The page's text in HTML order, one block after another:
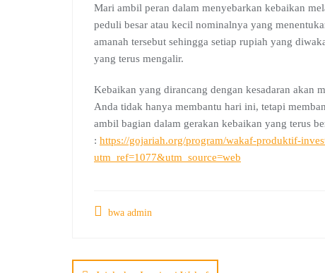
Mari ambil peran dalam menyebarkan kebaikan
peduli besar atau kecil nominalnya yang
amanah tersebut sehingga setiap rupiah yang
yang terus mengalir.
Kebaikan yang dirancang dengan kesadaran akan
Anda tidak hanya membantu hari ini, tetapi
ambil bagian dalam gerakan kebaikan yang terus
: https://gojariah.org/program/wakaf-produktif-
utm_ref=1077&utm_source=web
bwa admin
Post